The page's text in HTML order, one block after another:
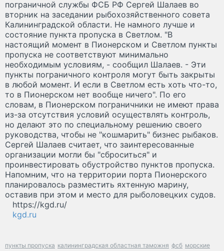
пограничной службы ФСБ РФ Сергей Шалаев во
вторник на заседании рыбохозяйственного совета
Калининградской области. Не намного лучше и
состояние пункта пропуска в Светлом. "В
настоящий момент в Пионерском и Светлом пункты
пропуска не соответствуют минимально
необходимым условиям, - сообщил Шалаев. - Эти
пункты пограничного контроля могут быть закрыты
в любой момент. И если в Светлом есть хоть что-то,
то в Пионерском нет вообще ничего". По его
словам, в Пионерском пограничники не имеют права
из-за отсутствия условий осуществлять контроль,
но делают это по специальному решению своего
руководства, чтобы не "кошмарить" бизнес рыбаков.
Сергей Шалаев считает, что заинтересованные
организации могли бы "сброситься" и
проинвестировать обустройство пунктов пропуска.
Напомним, что на территории порта Пионерского
планировалось разместить яхтенную марину,
оставив при этом и место для рыболовецких судов.
https://kgd.ru/
kgd.ru
пункты пропуска калининградская областная таможня фсб морские